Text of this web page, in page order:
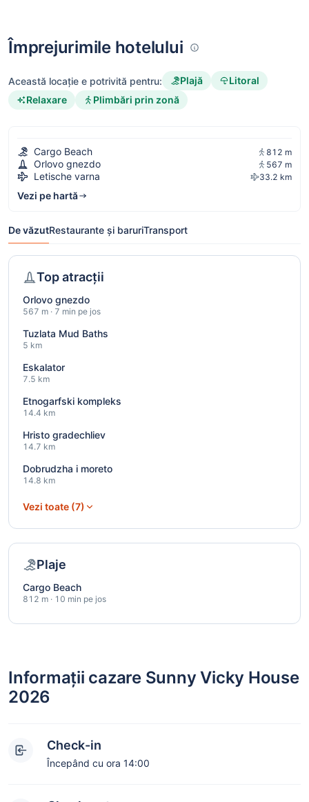
Împrejurimile hotelului
Această locație e potrivită pentru: Plajă
Litoral
Relaxare
Plimbări prin zonă
Cargo Beach 812 m
Orlovo gnezdo 567 m
Letische varna 33.2 km
Vezi pe hartă
De văzutRestaurante și baruriTransport
Top atracții
Orlovo gnezdo
567 m · 7 min pe jos
Tuzlata Mud Baths
5 km
Eskalator
7.5 km
Etnogarfski kompleks
14.4 km
Hristo gradechliev
14.7 km
Dobrudzha i moreto
14.8 km
Vezi toate (7)
Plaje
Cargo Beach
812 m · 10 min pe jos
Informații cazare Sunny Vicky House
2026
Check-in
Începând cu ora 14:00